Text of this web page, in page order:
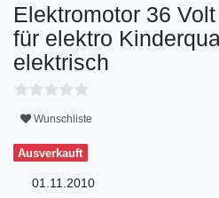
Elektromotor 36
für elektro
elektrisch
Wunschliste
Ausverkauft
01.11.2010